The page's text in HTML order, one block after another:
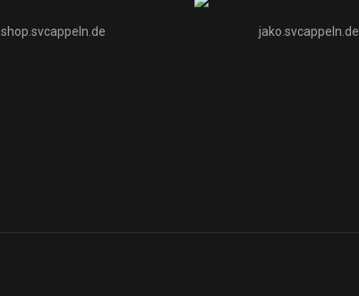
shop.svcappeln.de jako.svcappeln.de